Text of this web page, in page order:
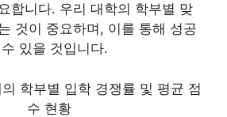
합니다. 우리 대학의 학부별 맞
것이 중요하며, 이를 통해 성공
있을 것입니다.
학부별 입학 경쟁률 및 평균 점
수 현황